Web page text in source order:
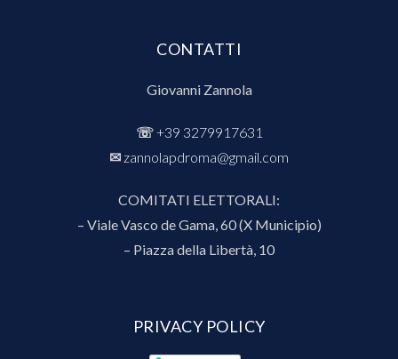
CONTATTI
Giovanni Zannola
☏+39 3279917631
✉︎ zannolapdroma@gmail.com
COMITATI ELETTORALI:
– Viale Vasco de Gama, 60 (X Municipio)
– Piazza della Libertà, 10
PRIVACY POLICY